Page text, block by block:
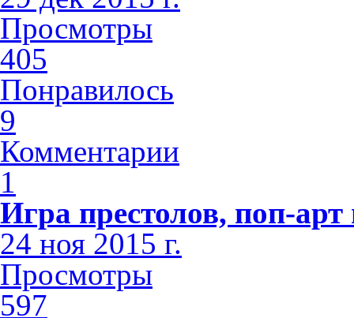
Просмотры
405
Понравилось
9
Комментарии
1
Игра престолов, поп-арт
24 ноя 2015 г.
Просмотры
597